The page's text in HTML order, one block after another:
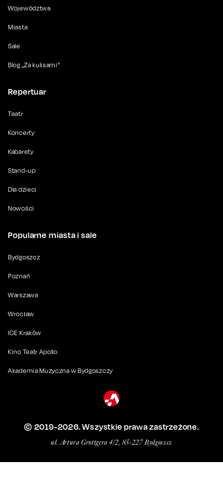
Województwa
Miasta
Sale
Blog „Za kulisami”
Repertuar
Teatr
Koncerty
Kabarety
Stand-up
Dla dzieci
Nowości
Popularne miasta i sale
Bydgoszcz
Poznań
Warszawa
Wrocław
ICE Kraków
Kino Teatr Apollo
Akademia Muzyczna w Bydgoszczy
© 2019-2026. Wszystkie prawa zastrzeżone.
ul. Artura Grottgera 4/2, 85-227 Bydgoszcz